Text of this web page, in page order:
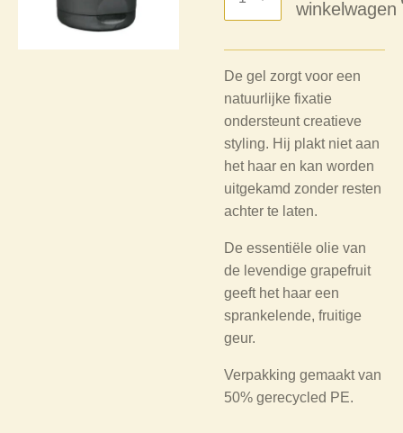
winkelwagen
De gel zorgt voor een
natuurlijke fixatie
ondersteunt creatieve
styling. Hij plakt niet aan
het haar en kan worden
uitgekamd zonder resten
achter te laten.
De essentiële olie van
de levendige grapefruit
geeft het haar een
sprankelende, fruitige
geur.
Verpakking gemaakt van
50% gerecycled PE.